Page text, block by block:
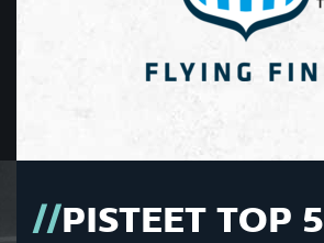
PISTEET TOP 5